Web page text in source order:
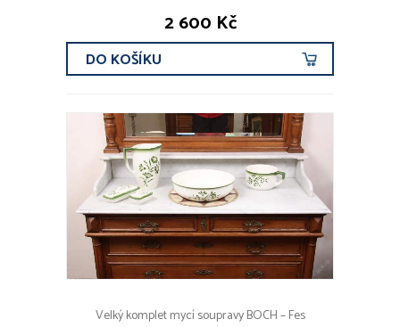
2 600 Kč
DO KOŠÍKU
Velký komplet mycí soupravy BOCH – Fes